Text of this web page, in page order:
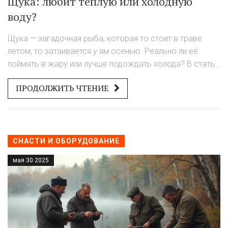
воду?
Щука — загадочная рыба, которая то стоит в траве
летом, то затаивается у ям осенью. Реально ли её
поймать в жару или лучше подождать холода? В статье
рассказываю, при какой температуре щука активнее,
где её тогда искать и чем приманивать. Поделюсь
ПРОДОЛЖИТЬ ЧТЕНИЕ
СНАСТИ И ОБОРУДОВАНИЕ
мая 30 2025